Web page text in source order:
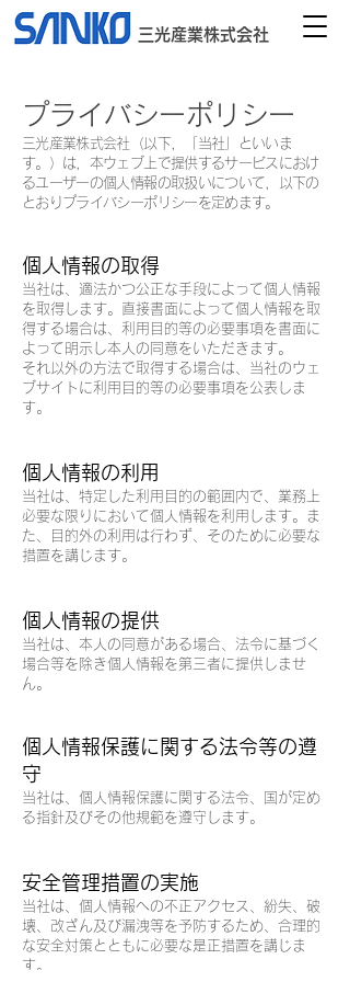
三光産業株式会社
プライバシーポリシー
三光産業株式会社（以下，「当社」といいま
す。）は，本ウェブ上で提供するサービスにおけ
るユーザーの個人情報の取扱いについて，以下の
とおりプライバシーポリシーを定めます。
個人情報の取得
当社は、適法かつ公正な手段によって個人情報
を取得します。直接書面によって個人情報を取
得する場合は、利用目的等の必要事項を書面に
よって明示し本人の同意をいただきます。
それ以外の方法で取得する場合は、当社のウェ
ブサイトに利用目的等の必要事項を公表しま
す。
個人情報の利用
当社は、特定した利用目的の範囲内で、業務上
必要な限りにおいて個人情報を利用します。ま
た、目的外の利用は行わず、そのために必要な
措置を講じます。
個人情報の提供
当社は、本人の同意がある場合、法令に基づく
場合等を除き個人情報を第三者に提供しませ
ん。
個人情報保護に関する法令等の遵
守
当社は、個人情報保護に関する法令、国が定め
る指針及びその他規範を遵守します。
安全管理措置の実施
当社は、個人情報への不正アクセス、紛失、破
壊、改ざん及び漏洩等を予防するため、合理的
な安全対策とともに必要な是正措置を講じま
す。